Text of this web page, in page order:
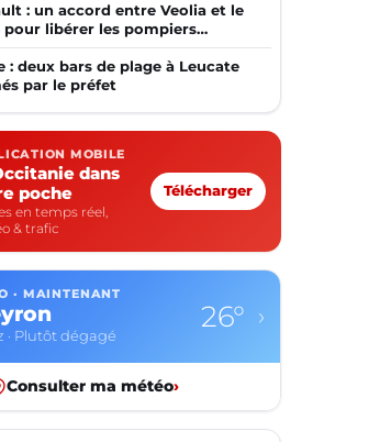
: un accord entre Veolia et le
pour libérer les pompiers
: deux bars de plage à Leucate
par le préfet
MOBILE
dans
poche
en temps réel,
& trafic
Télécharger
· MAINTENANT
· Ciel dégagé
35° ›
Consulter ma météo›